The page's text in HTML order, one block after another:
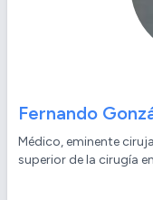
Fernando
Médico, eminente
superior de la cirugía